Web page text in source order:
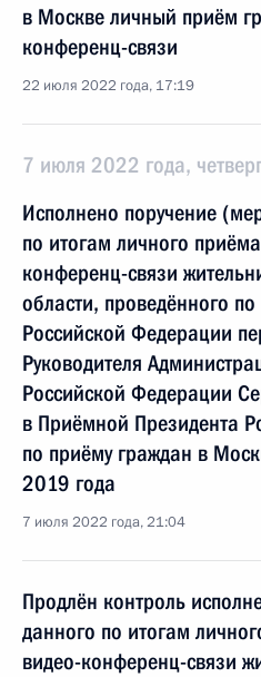
в Москве личный приём
конференц-связи
22 июля 2022 года, 17:19
7 июля 2022 года,
Исполнено поручение
по итогам личного
конференц-связи
области, проведённого
Российской Федерации
Руководителя
Российской Федерации
в Приёмной Президента
по приёму граждан в
2019 года
7 июля 2022 года, 21:04
Продлён контроль
данного по итогам
видео-конференц-связи